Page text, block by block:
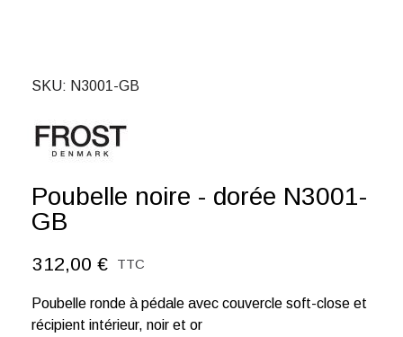
SKU N3001-GB
Poubelle noire - dorée N3001-
GB
312,00 € TTC
Poubelle ronde à pédale avec couvercle soft-close et
récipient intérieur, noir et or